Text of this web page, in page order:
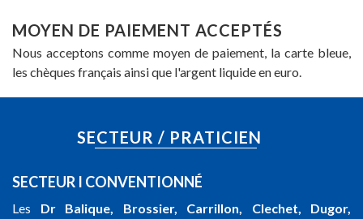
MOYEN DE PAIEMENT ACCEPTÉS
Nous acceptons comme moyen de paiement, la carte bleue,
les chèques français ainsi que l'argent liquide en euro.
SECTEUR / PRATICIEN
SECTEUR I CONVENTIONNÉ
Les Dr Balique, Brossier, Carrillon, Clechet, Dugor,